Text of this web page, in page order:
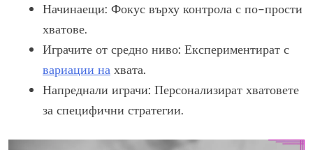
Начинаещи: Фокус върху контрола с по-прости
хватове.
Играчите от средно ниво: Експериментират с
вариации на хвата.
Напреднали играчи: Персонализират хватовете
за специфични стратегии.